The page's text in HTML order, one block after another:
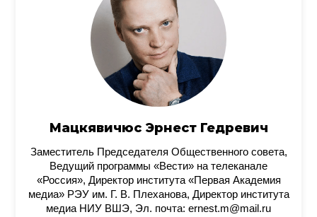
Мацкявичюс Эрнест Гедревич
Заместитель Председателя Общественного совета,
Ведущий программы «Вести» на телеканале
«Россия», Директор института «Первая Академия
медиа» РЭУ им. Г. В. Плеханова, Директор института
медиа НИУ ВШЭ, Эл. почта: ernest.m@mail.ru